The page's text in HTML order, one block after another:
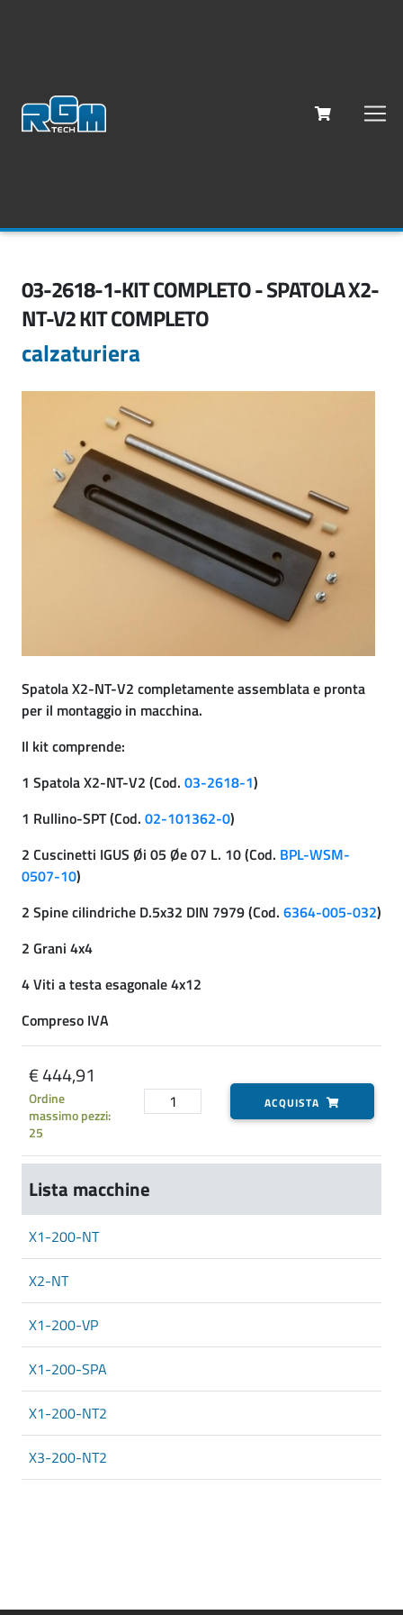
03-2618-1-KIT COMPLETO - SPATOLA X2-
NT-V2 KIT COMPLETO
calzaturiera
Spatola X2-NT-V2 completamente assemblata e pronta
per il montaggio in macchina.
Il kit comprende:
1 Spatola X2-NT-V2 (Cod. 03-2618-1)
1 Rullino-SPT (Cod. 02-101362-0)
2 Cuscinetti IGUS Øi 05 Øe 07 L. 10 (Cod. BPL-WSM-
0507-10)
2 Spine cilindriche D.5x32 DIN 7979 (Cod. 6364-005-032)
2 Grani 4x4
4 Viti a testa esagonale 4x12
Compreso IVA
€ 444,91
Ordine
massimo pezzi:
25
ACQUISTA
Lista macchine
X1-200-NT
X2-NT
X1-200-VP
X1-200-SPA
X1-200-NT2
X3-200-NT2